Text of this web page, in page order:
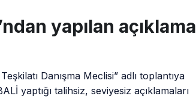
yapılan açıklama
Danışma Meclisi” adlı toplantıya
yaptığı talihsiz, seviyesiz açıklamaları